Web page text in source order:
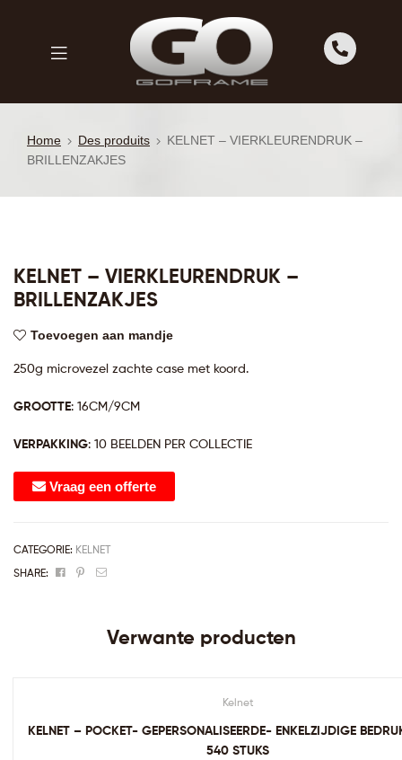
GOFRAME
Home Des produits
KELNET – VIERKLEURENDRUK –
BRILLENZAKJES
KELNET – VIERKLEURENDRUK –
BRILLENZAKJES
Toevoegen aan mandje
250g microvezel zachte case met koord.
GROOTTE: 16CM/9CM
VERPAKKING: 10 BEELDEN PER COLLECTIE
Vraag een offerte
CATEGORIE: KELNET
SHARE:
FacebookPinterest
Email
Verwante producten
Kelnet
KELNET – POCKET- GEPERSONALISEERDE- ENKELZIJDIGE
540 STUKS